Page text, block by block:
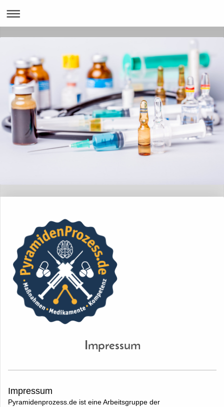
Impressum
Impressum
Pyramidenprozess.de ist eine Arbeitsgruppe der